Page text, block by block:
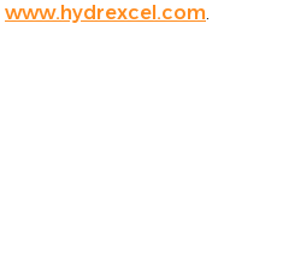
www.hydrexcel.com.